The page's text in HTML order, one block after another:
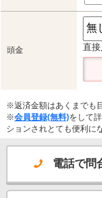
頭金 直
※返済金額はあくまでも
※会員登録(無料)をして
ションされとても便利に
電話で問